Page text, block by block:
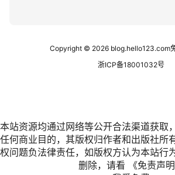
Copyright © 2026 blog.hello123.com
浙ICP备18001032号
本站资源均通过网络等公开合法渠道获取
任何商业目的，其版权归作者和出版社所
权问题负法律责任，如版权方认为本站行
删除，请看 《免责声明